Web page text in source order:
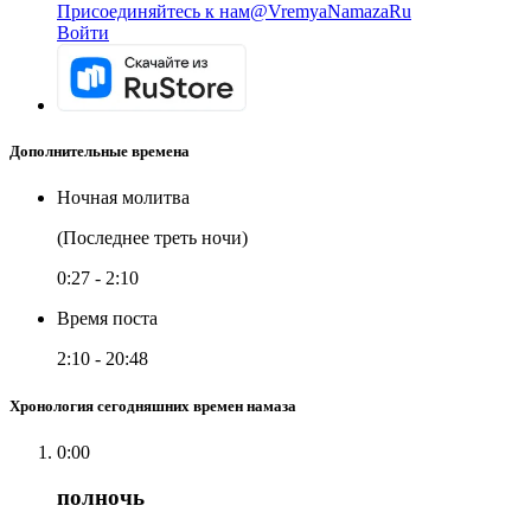
Присоединяйтесь к нам@VremyaNamazaRu
Войти
Дополнительные времена
Ночная молитва
(Последнее треть ночи)
0:27 - 2:10
Время поста
2:10 - 20:48
Хронология сегодняшних времен намаза
0:00
полночь